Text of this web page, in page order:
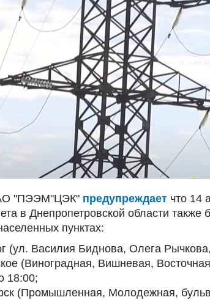
"ПЭЭМ"ЦЭК" предупреждает что 14
в Днепропетровской области также
пунктах:
(ул. Василия Биднова, Олега
(Виноградная, Вишневая,
18:00;
(Промышленная, Молодежная,